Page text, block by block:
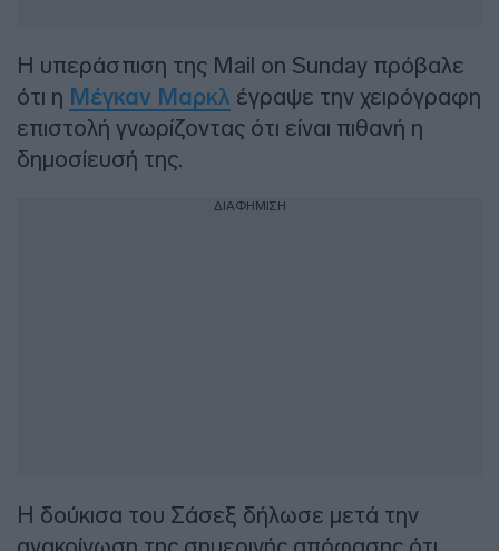
Η υπεράσπιση της Mail on Sunday πρόβαλε
ότι η Μέγκαν Μαρκλ έγραψε την χειρόγραφη
επιστολή γνωρίζοντας ότι είναι πιθανή η
δημοσίευσή της.
ΔΙΑΦΗΜΙΣΗ
Η δούκισα του Σάσεξ δήλωσε μετά την